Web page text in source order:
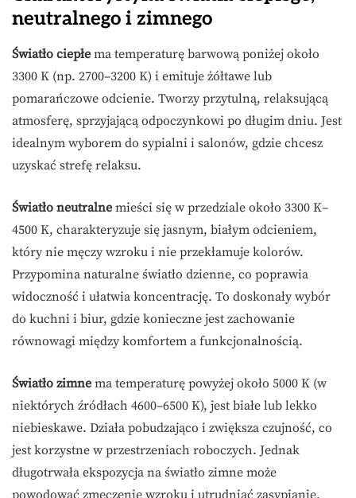
neutralnego i zimnego
Światło ciepłe ma temperaturę barwową poniżej około
3300 K (np. 2700–3200 K) i emituje żółtawe lub
pomarańczowe odcienie. Tworzy przytulną, relaksującą
atmosferę, sprzyjającą odpoczynkowi po długim dniu. Jest
idealnym wyborem do sypialni i salonów, gdzie chcesz
uzyskać strefę relaksu.
Światło neutralne mieści się w przedziale około 3300 K–
4500 K, charakteryzuje się jasnym, białym odcieniem,
który nie męczy wzroku i nie przekłamuje kolorów.
Przypomina naturalne światło dzienne, co poprawia
widoczność i ułatwia koncentrację. To doskonały wybór
do kuchni i biur, gdzie konieczne jest zachowanie
równowagi między komfortem a funkcjonalnością.
Światło zimne ma temperaturę powyżej około 5000 K (w
niektórych źródłach 4600–6500 K), jest białe lub lekko
niebieskawe. Działa pobudzająco i zwiększa czujność, co
jest korzystne w przestrzeniach roboczych. Jednak
długotrwała ekspozycja na światło zimne może
powodować zmęczenie wzroku i utrudniać zasypianie,